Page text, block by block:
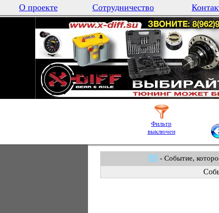
О проекте Сотрудничество
Фильтр
выключен
- Событие,